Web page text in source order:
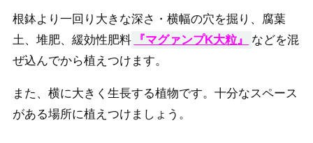
根鉢より一回り大きな深さ・横幅の穴を掘り、腐葉
土、堆肥、緩効性肥料
『マグァンプK大粒』
などを混
ぜ込んでから植えつけます。
また、横に大きく生長する植物です。十分なスペース
がある場所に植えつけましょう。